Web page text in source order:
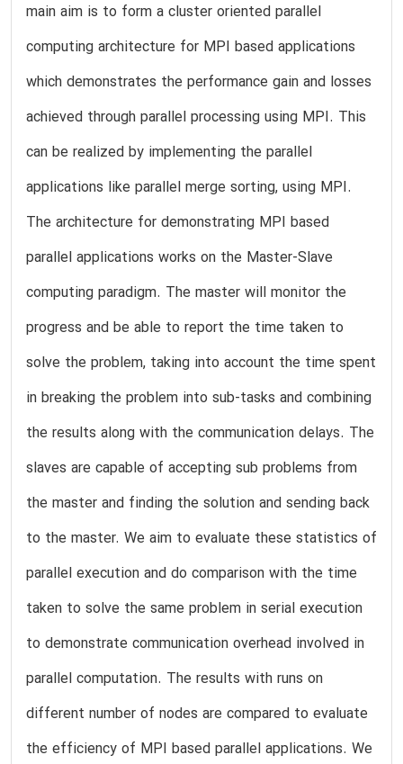
main aim is to form a cluster oriented parallel
computing architecture for MPI based applications
which demonstrates the performance gain and losses
achieved through parallel processing using MPI. This
can be realized by implementing the parallel
applications like parallel merge sorting, using MPI.
The architecture for demonstrating MPI based
parallel applications works on the Master-Slave
computing paradigm. The master will monitor the
progress and be able to report the time taken to
solve the problem, taking into account the time spent
in breaking the problem into sub-tasks and combining
the results along with the communication delays. The
slaves are capable of accepting sub problems from
the master and finding the solution and sending back
to the master. We aim to evaluate these statistics of
parallel execution and do comparison with the time
taken to solve the same problem in serial execution
to demonstrate communication overhead involved in
parallel computation. The results with runs on
different number of nodes are compared to evaluate
the efficiency of MPI based parallel applications. We